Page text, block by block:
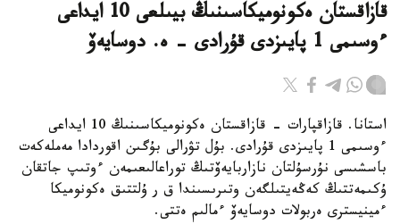
قازاقستان ەكونوميكاسىنىڭ بيىلعى 10 ايداعى
ءوسىمى 1 پايىزدى قۇرادى - ە. دوسايەۆ
استانا. قازاقپارات - قازاقستان ەكونوميكاسىنىڭ 10 ايداعى
ءوسىمى 1 پايىزدى قۇرادى. بۇل تۋرالى بۇگىن اقوردادا مەملەكەت
باسشىسى نۇرسۇلتان نازاربايەۆتىڭ توراعالىعىمەن ءوتىپ جاتقان
ۇكىمەتتىڭ كەڭەيتىلگەن وتىرىسىندا ق ر ۇلتتىق ەكونوميكا
ءمينيسترى ەربولات دوسايەۆ ءمالىم ەتتى.